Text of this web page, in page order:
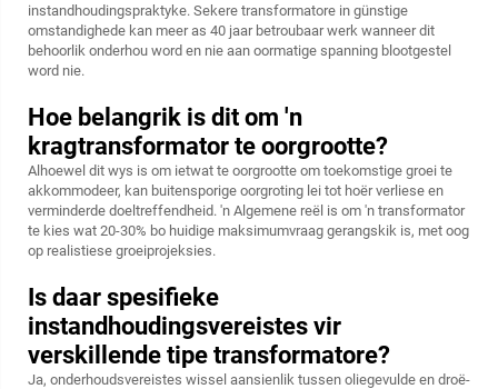
instandhoudingspraktyke. Sekere transformatore in günstige
omstandighede kan meer as 40 jaar betroubaar werk wanneer dit
behoorlik onderhou word en nie aan oormatige spanning blootgestel
word nie.
Hoe belangrik is dit om 'n
kragtransformator te oorgrootte?
Alhoewel dit wys is om ietwat te oorgrootte om toekomstige groei te
akkommodeer, kan buitensporige oorgroting lei tot hoër verliese en
verminderde doeltreffendheid. 'n Algemene reël is om 'n transformator
te kies wat 20-30% bo huidige maksimumvraag gerangskik is, met oog
op realistiese groeiprojeksies.
Is daar spesifieke
instandhoudingsvereistes vir
verskillende tipe transformatore?
Ja, onderhoudsvereistes wissel aansienlik tussen oliegevulde en droë-